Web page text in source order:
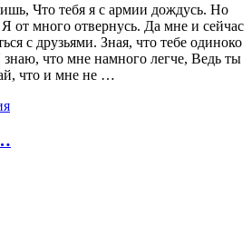
Что тебя я с армии дождусь. Но
от много отвернусь. Да мне и сейчас
с друзьями. Зная, что тебе одиноко
что мне намного легче, Ведь ты
что и мне не …